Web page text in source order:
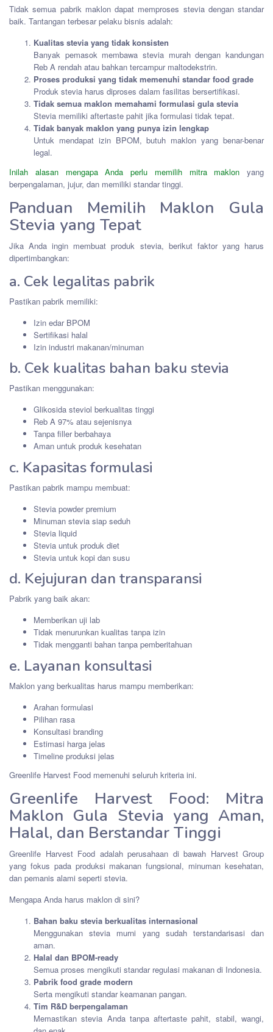
Tidak semua pabrik maklon dapat memproses stevia dengan standar
baik. Tantangan terbesar pelaku bisnis adalah:
Kualitas stevia yang tidak konsisten
Banyak pemasok membawa stevia murah dengan kandungan
Reb A rendah atau bahkan tercampur maltodekstrin.
Proses produksi yang tidak memenuhi standar food grade
Produk stevia harus diproses dalam fasilitas bersertifikasi.
Tidak semua maklon memahami formulasi gula stevia
Stevia memiliki aftertaste pahit jika formulasi tidak tepat.
Tidak banyak maklon yang punya izin lengkap
Untuk mendapat izin BPOM, butuh maklon yang benar-benar
legal.
Inilah alasan mengapa Anda perlu memilih mitra maklon yang
berpengalaman, jujur, dan memiliki standar tinggi.
Panduan Memilih Maklon Gula
Stevia yang Tepat
Jika Anda ingin membuat produk stevia, berikut faktor yang harus
dipertimbangkan:
a. Cek legalitas pabrik
Pastikan pabrik memiliki:
Izin edar BPOM
Sertifikasi halal
Izin industri makanan/minuman
b. Cek kualitas bahan baku stevia
Pastikan menggunakan:
Glikosida steviol berkualitas tinggi
Reb A 97% atau sejenisnya
Tanpa filler berbahaya
Aman untuk produk kesehatan
c. Kapasitas formulasi
Pastikan pabrik mampu membuat:
Stevia powder premium
Minuman stevia siap seduh
Stevia liquid
Stevia untuk produk diet
Stevia untuk kopi dan susu
d. Kejujuran dan transparansi
Pabrik yang baik akan:
Memberikan uji lab
Tidak menurunkan kualitas tanpa izin
Tidak mengganti bahan tanpa pemberitahuan
e. Layanan konsultasi
Maklon yang berkualitas harus mampu memberikan:
Arahan formulasi
Pilihan rasa
Konsultasi branding
Estimasi harga jelas
Timeline produksi jelas
Greenlife Harvest Food memenuhi seluruh kriteria ini.
Greenlife Harvest Food: Mitra
Maklon Gula Stevia yang Aman,
Halal, dan Berstandar Tinggi
Greenlife Harvest Food adalah perusahaan di bawah Harvest Group
yang fokus pada produksi makanan fungsional, minuman kesehatan,
dan pemanis alami seperti stevia.
Mengapa Anda harus maklon di sini?
Bahan baku stevia berkualitas internasional
Menggunakan stevia murni yang sudah terstandarisasi dan
aman.
Halal dan BPOM-ready
Semua proses mengikuti standar regulasi makanan di Indonesia.
Pabrik food grade modern
Serta mengikuti standar keamanan pangan.
Tim R&D berpengalaman
Memastikan stevia Anda tanpa aftertaste pahit, stabil, wangi,